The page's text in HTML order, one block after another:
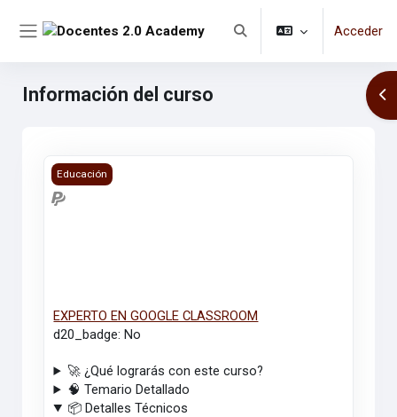
fuente
del
R
Selector de búsqueda de
Acceder
Información del curso
EXPERTO EN GOOGLE CLASSROOM
Educación
EXPERTO EN GOOGLE CLASSROOM
d20_badge:No
🚀 ¿Qué lograrás con este curso?
🧠 Temario Detallado
📦 Detalles Técnicos